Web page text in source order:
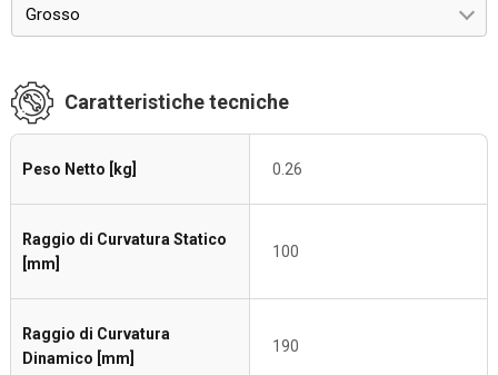
Grosso
Caratteristiche tecniche
Peso Netto [kg] 0.26
Raggio di Curvatura Statico
[mm]
100
Raggio di Curvatura
Dinamico [mm]
190